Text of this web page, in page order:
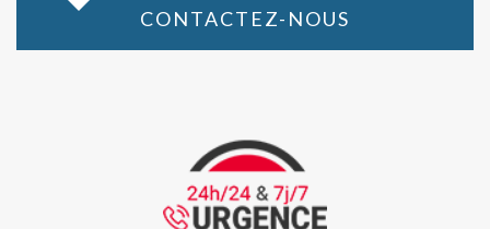
CONTACTEZ-NOUS